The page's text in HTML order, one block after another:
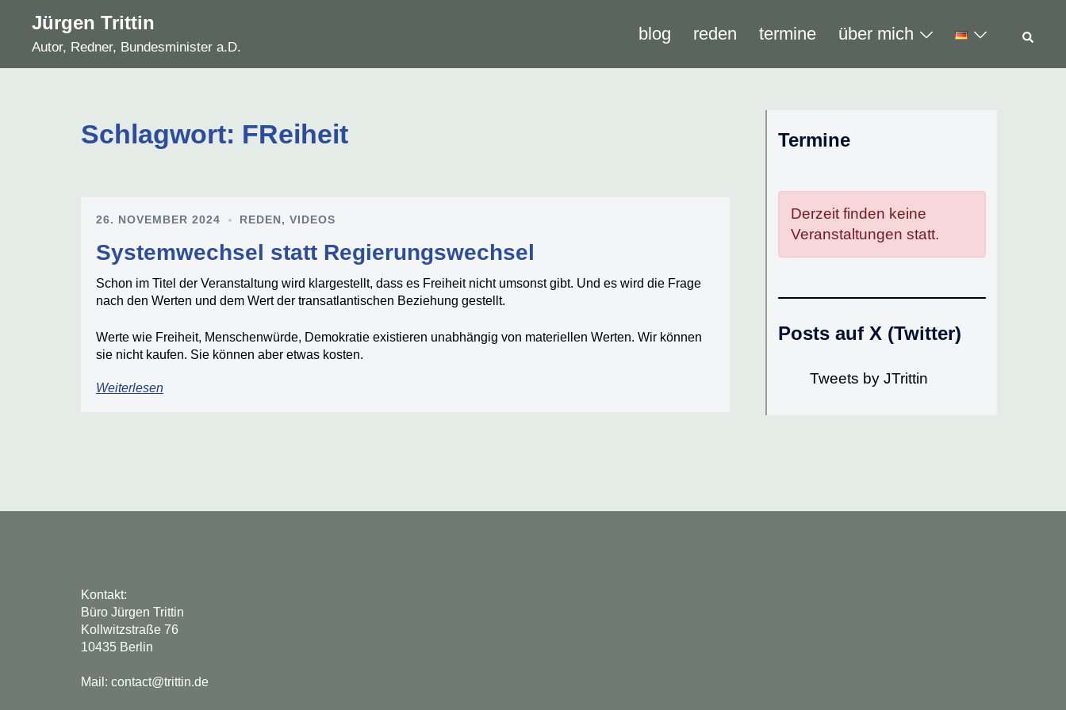
Inhalt
springen
Jürgen Trittin
Autor, Redner, Bundesminister a.D.
blog reden termine über mich
Schlagwort: FReiheit
26. NOVEMBER 2024 REDEN, VIDEOS
Systemwechsel statt Regierungswechsel
Schon im Titel der Veranstaltung wird klargestellt, dass es Freiheit nicht umsonst gibt. Und es wird die Frage
nach den Werten und dem Wert der transatlantischen Beziehung gestellt.
Werte wie Freiheit, Menschenwürde, Demokratie existieren unabhängig von materiellen Werten. Wir können
sie nicht kaufen. Sie können aber etwas kosten.
Weiterlesen
Termine
Derzeit finden keine
Veranstaltungen statt.
Posts auf X (Twitter)
Tweets by JTrittin
Kontakt:
Büro Jürgen Trittin
Kollwitzstraße 76
10435 Berlin
Mail: contact@trittin.de